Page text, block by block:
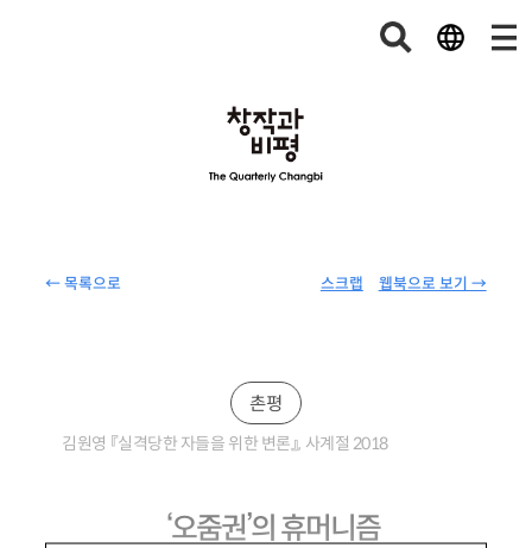
← 목록으로 웹북으로 보기 →
스크랩
촌평
김원영 『실격당한 자들을 위한 변론』, 사계절 2018
‘오줌권’의 휴머니즘